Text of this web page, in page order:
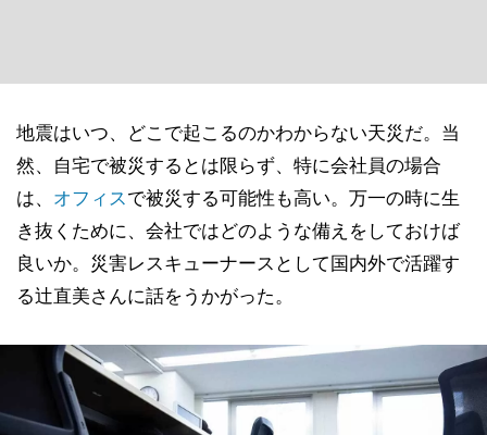
地震はいつ、どこで起こるのかわからない天災だ。当
然、自宅で被災するとは限らず、特に会社員の場合
は、 オフィスで被災する可能性も高い。万一の時に生
き抜くために、会社ではどのような備えをしておけば
良いか。災害レスキューナースとして国内外で活躍す
る辻直美さんに話をうかがった。